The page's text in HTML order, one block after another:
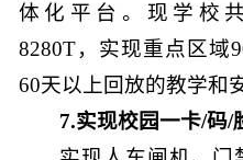
体化平台。现学校
8280T，实现重点区域
60天以上回放的教学和
7.实现校园一卡/码/